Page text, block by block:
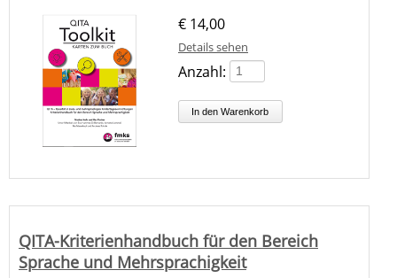
€ 14,00
Details sehen
Anzahl:
QITA-Kriterienhandbuch für den Bereich
Sprache und Mehrsprachigkeit